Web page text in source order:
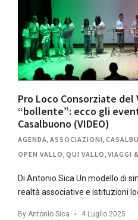
Pro Loco Consorziate
“bollente”: ecco gli
Casalbuono (VIDEO)
AGENDA ASSOCIAZIONI
OPEN VALLO QUI VALLO VIAGGI
Di Antonio Sica Un modello di
realtà associative e istituzioni
By Antonio Sica 4 Luglio 2025